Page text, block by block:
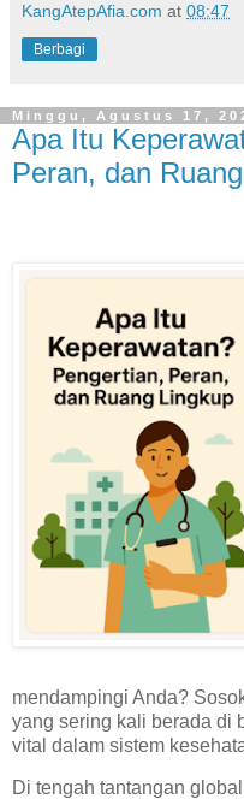
KangAtepAfia.com at 08:47
Berbagi
Minggu, Agustus 17,
Apa Itu
Peran, dan
mendampingi Anda?
yang sering kali berada di
vital dalam sistem
Di tengah tantangan